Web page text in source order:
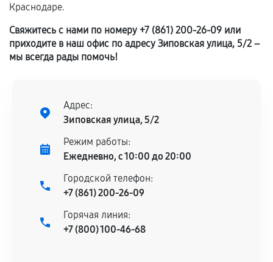
Краснодаре.
Свяжитесь с нами по номеру +7 (861) 200-26-09 или
приходите в наш офис по адресу Зиповская улица, 5/2 –
мы всегда рады помочь!
Адрес:
Зиповская улица, 5/2
Режим работы:
Ежедневно, с 10:00 до 20:00
Городской телефон:
+7 (861) 200-26-09
Горячая линия:
+7 (800) 100-46-68